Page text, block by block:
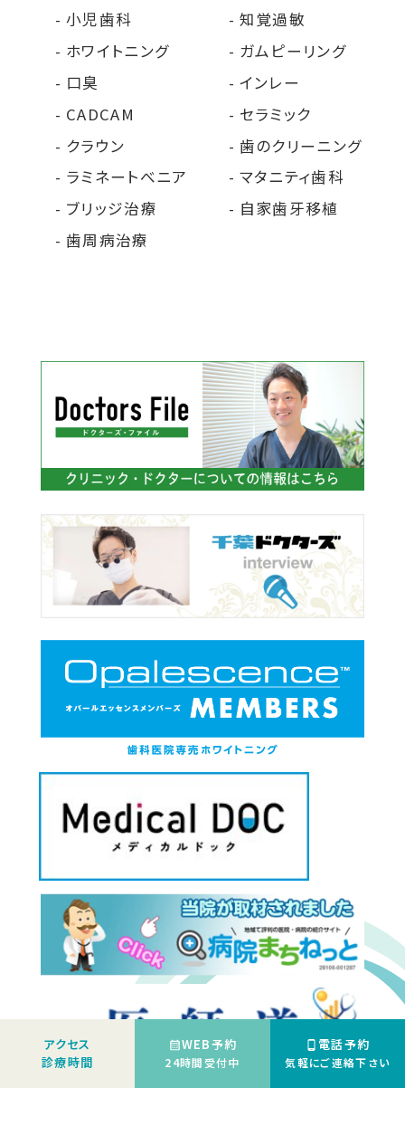
小児歯科
ホワイトニング
口臭
CADCAM
クラウン
ラミネートべニア
ブリッジ治療
歯周病治療
知覚過敏
ガムピーリング
インレー
セラミック
歯のクリーニング
マタニティ歯科
自家歯牙移植
アクセス
診療時間
WEB予約
24時間受付中
電話予約
気軽にご連絡下さい